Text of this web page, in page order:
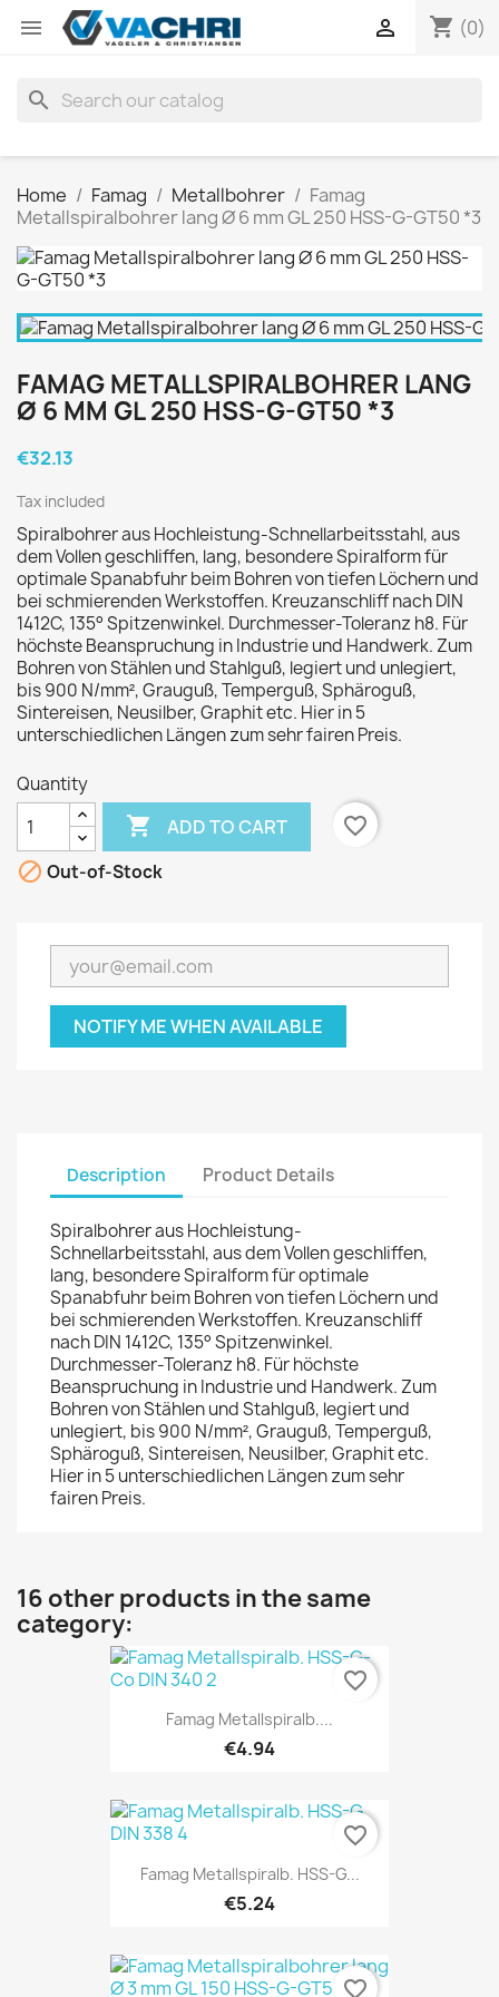
 shopping_cart (0)

search
Home Famag Metallbohrer
Famag
Metallspiralbohrer lang Ø 6 mm GL 250 HSS-G-GT50 *3
FAMAG METALLSPIRALBOHRER LANG
Ø 6 MM GL 250 HSS-G-GT50 *3
€32.13
Tax included
Spiralbohrer aus Hochleistung-Schnellarbeitsstahl, aus
dem Vollen geschliffen, lang, besondere Spiralform für
optimale Spanabfuhr beim Bohren von tiefen Löchern und
bei schmierenden Werkstoffen. Kreuzanschliff nach DIN
1412C, 135° Spitzenwinkel. Durchmesser-Toleranz h8. Für
höchste Beanspruchung in Industrie und Handwerk. Zum
Bohren von Stählen und Stahlguß, legiert und unlegiert,
bis 900 N/mm², Grauguß, Temperguß, Sphäroguß,
Sintereisen, Neusilber, Graphit etc. Hier in 5
unterschiedlichen Längen zum sehr fairen Preis.
Quantity
 ADD TO CART
favorite_border
 Out-of-Stock
NOTIFY ME WHEN AVAILABLE
Description Product Details
Spiralbohrer aus Hochleistung-
Schnellarbeitsstahl, aus dem Vollen geschliffen,
lang, besondere Spiralform für optimale
Spanabfuhr beim Bohren von tiefen Löchern und
bei schmierenden Werkstoffen. Kreuzanschliff
nach DIN 1412C, 135° Spitzenwinkel.
Durchmesser-Toleranz h8. Für höchste
Beanspruchung in Industrie und Handwerk. Zum
Bohren von Stählen und Stahlguß, legiert und
unlegiert, bis 900 N/mm², Grauguß, Temperguß,
Sphäroguß, Sintereisen, Neusilber, Graphit etc.
Hier in 5 unterschiedlichen Längen zum sehr
fairen Preis.
16 other products in the same
category:
Famag Metallspiralb....
€4.94
favorite_border
Famag Metallspiralb. HSS-G...
€5.24
favorite_border
favorite_border